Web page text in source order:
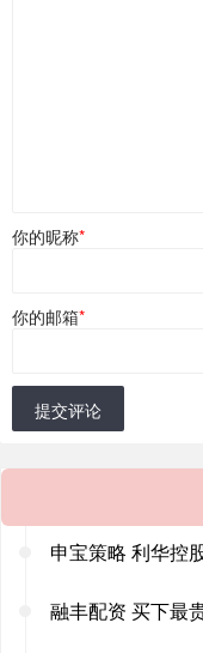
你的昵称*
你的邮箱*
提交评论
申宝策略 利华控
融丰配资 买下最